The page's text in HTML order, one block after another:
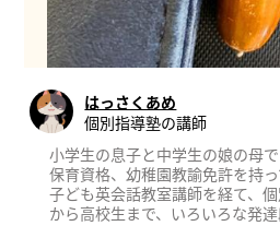
はっさくあめ
個別指導塾の講師
小学生の息子と中学生の娘の母で
保育資格、幼稚園教諭免許を持っ
子ども英会話教室講師を経て、
から高校生まで、いろいろな発